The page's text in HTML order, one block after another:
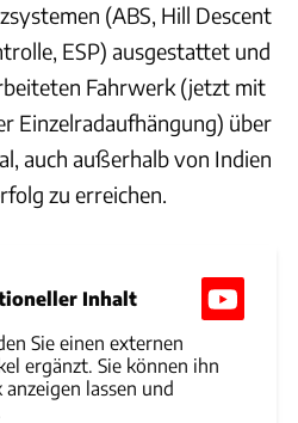
(ABS, Hill Descent
ESP) ausgestattet und
Fahrwerk (jetzt mit
Einzelradaufhängung) über
auch außerhalb von Indien
zu erreichen.
Inhalt
Sie einen externen
ergänzt. Sie können ihn
lassen und